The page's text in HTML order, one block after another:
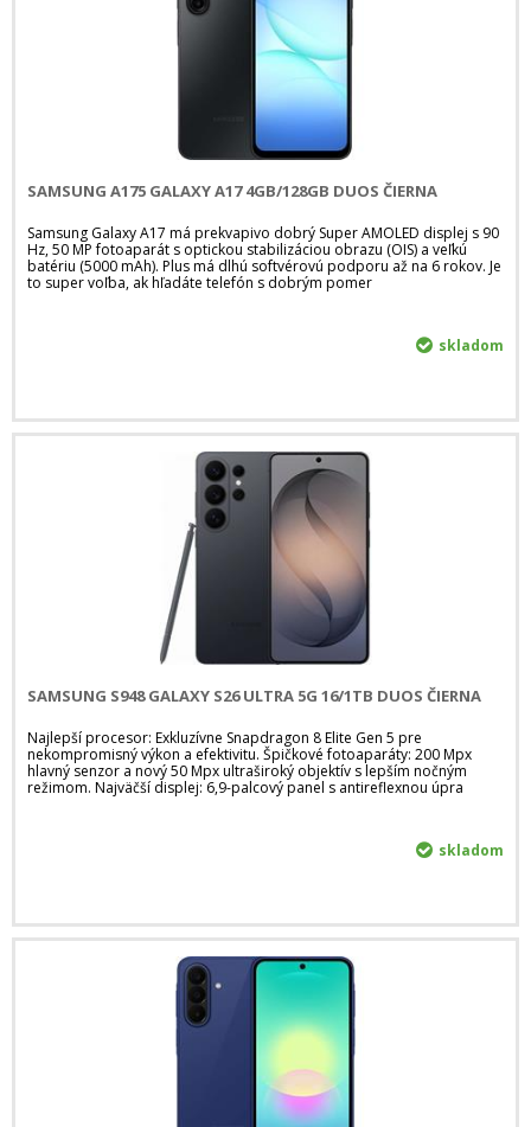
SAMSUNG A175 GALAXY A17 4GB/128GB DUOS ČIERNA
Samsung Galaxy A17 má prekvapivo dobrý Super AMOLED displej s 90
Hz, 50 MP fotoaparát s optickou stabilizáciou obrazu (OIS) a veľkú
batériu (5000 mAh). Plus má dlhú softvérovú podporu až na 6 rokov. Je
to super voľba, ak hľadáte telefón s dobrým pomer
skladom
SAMSUNG S948 GALAXY S26 ULTRA 5G 16/1TB DUOS ČIERNA
Najlepší procesor: Exkluzívne Snapdragon 8 Elite Gen 5 pre
nekompromisný výkon a efektivitu. Špičkové fotoaparáty: 200 Mpx
hlavný senzor a nový 50 Mpx ultraširoký objektív s lepším nočným
režimom. Najväčší displej: 6,9-palcový panel s antireflexnou úpra
skladom